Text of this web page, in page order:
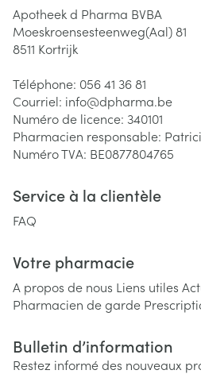
Apotheek d Pharma BVBA
Moeskroensesteenweg(Aal) 81
8511 Kortrijk
Téléphone: 056 41 36 81
Courriel: info@dpharma.be
Numéro de licence: 340101
Pharmacien responsable:
Numéro TVA: BE0877804765
Service à la clientèle
FAQ
Votre pharmacie
A propos de nous Liens utiles
Pharmacien de garde
Bulletin d’information
Restez informé des nouveaux